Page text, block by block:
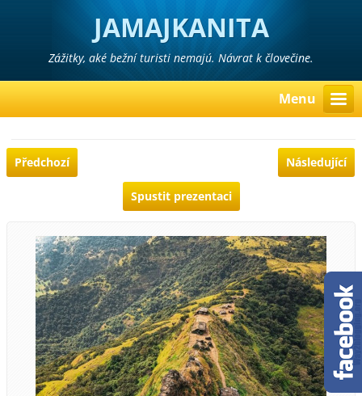
JAMAJKANITA
Zážitky, aké bežní turisti nemajú. Návrat k človečine.
Menu
Předchozí Následující
Spustit prezentaci